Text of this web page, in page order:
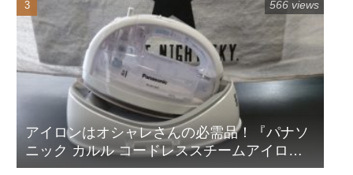
アイロンはオシャレさんの必需品！『パナソ
ニック カルル コードレススチームアイロ
ン』レビュー
566 views